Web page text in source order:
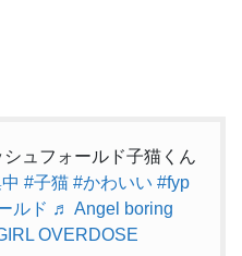
ュフォールド子猫くん
#子猫 #かわいい #fyp
ルド ♬ Angel boring
OVERDOSE